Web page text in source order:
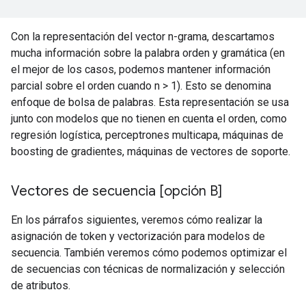
Con la representación del vector n-grama, descartamos
mucha información sobre la palabra orden y gramática (en
el mejor de los casos, podemos mantener información
parcial sobre el orden cuando n > 1). Esto se denomina
enfoque de bolsa de palabras. Esta representación se usa
junto con modelos que no tienen en cuenta el orden, como
regresión logística, perceptrones multicapa, máquinas de
boosting de gradientes, máquinas de vectores de soporte.
Vectores de secuencia [opción B]
En los párrafos siguientes, veremos cómo realizar la
asignación de token y vectorización para modelos de
secuencia. También veremos cómo podemos optimizar el
de secuencias con técnicas de normalización y selección
de atributos.